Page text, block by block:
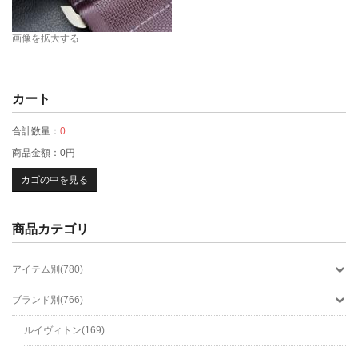
画像を拡大する
カート
合計数量： 0
商品金額： 0円
カゴの中を見る
商品カテゴリ
アイテム別(780)
ブランド別(766)
ルイヴィトン(169)